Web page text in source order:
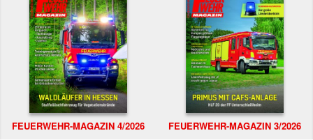
FEUERWEHR-MAGAZIN 4/2026 FEUERWEHR-MAGAZIN 3/2026